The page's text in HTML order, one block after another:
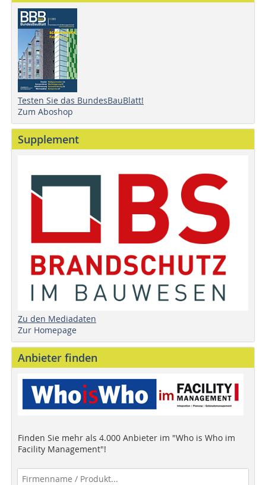
Testen Sie das BundesBauBlatt!
Zum Aboshop
Supplement
Zu den Mediadaten
Zur Homepage
Anbieter finden
Finden Sie mehr als 4.000 Anbieter im "Who is Who im
Facility Management"!